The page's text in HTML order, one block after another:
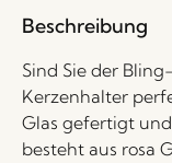
Beschreibung
Sind Sie der
Kerzenhalter
Glas gefertigt
besteht aus rosa